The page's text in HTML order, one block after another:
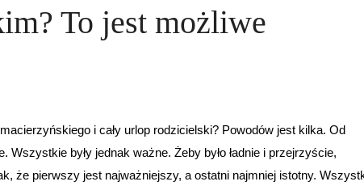
To jest możliwe
i cały urlop rodzicielski? Powodów jest kilka. Od
były jednak ważne. Żeby było ładnie i przejrzyście,
że pierwszy jest najważniejszy, a ostatni najmniej istotny.